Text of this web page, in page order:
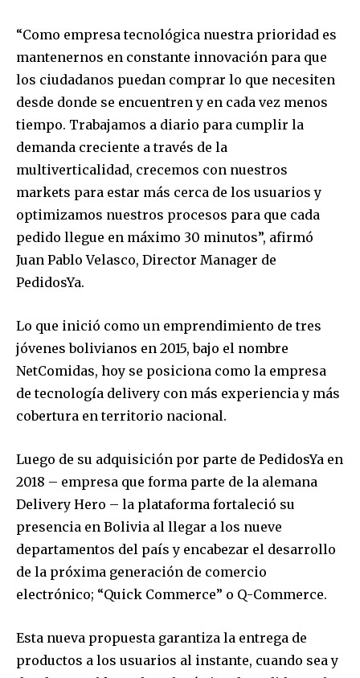
Join our community of
SUBSCRIBERS and be part of the
conversation.
To subscribe, simply enter your email address on our website
your privacy and won't spam your inbox. Your information is
“Como empresa tecnológica nuestra prioridad es
mantenernos en constante innovación para que
los ciudadanos puedan comprar lo que necesiten
desde donde se encuentren y en cada vez menos
tiempo. Trabajamos a diario para cumplir la
demanda creciente a través de la
multiverticalidad, crecemos con nuestros
markets para estar más cerca de los usuarios y
optimizamos nuestros procesos para que cada
pedido llegue en máximo 30 minutos”, afirmó
Juan Pablo Velasco, Director Manager de
PedidosYa.
Lo que inició como un emprendimiento de tres
jóvenes bolivianos en 2015, bajo el nombre
NetComidas, hoy se posiciona como la empresa
de tecnología delivery con más experiencia y más
cobertura en territorio nacional.
Luego de su adquisición por parte de PedidosYa en
2018 – empresa que forma parte de la alemana
Delivery Hero – la plataforma fortaleció su
presencia en Bolivia al llegar a los nueve
departamentos del país y encabezar el desarrollo
de la próxima generación de comercio
electrónico; “Quick Commerce” o Q-Commerce.
Esta nueva propuesta garantiza la entrega de
productos a los usuarios al instante, cuando sea y